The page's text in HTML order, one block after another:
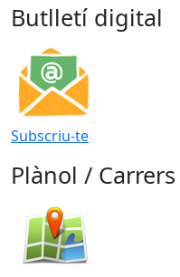
Butlletí digital
Subscriu-te
Plànol / Carrers